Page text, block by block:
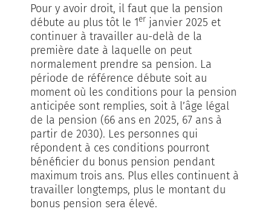
Pour y avoir droit, il faut que la pension
débute au plus tôt le 1er janvier 2025 et
continuer à travailler au-delà de la
première date à laquelle on peut
normalement prendre sa pension. La
période de référence débute soit au
moment où les conditions pour la pension
anticipée sont remplies, soit à l’âge légal
de la pension (66 ans en 2025, 67 ans à
partir de 2030). Les personnes qui
répondent à ces conditions pourront
bénéficier du bonus pension pendant
maximum trois ans. Plus elles continuent à
travailler longtemps, plus le montant du
bonus pension sera élevé.